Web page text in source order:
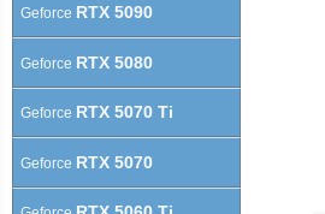
Geforce RTX 5090
Geforce RTX 5080
Geforce RTX 5070 Ti
Geforce RTX 5070